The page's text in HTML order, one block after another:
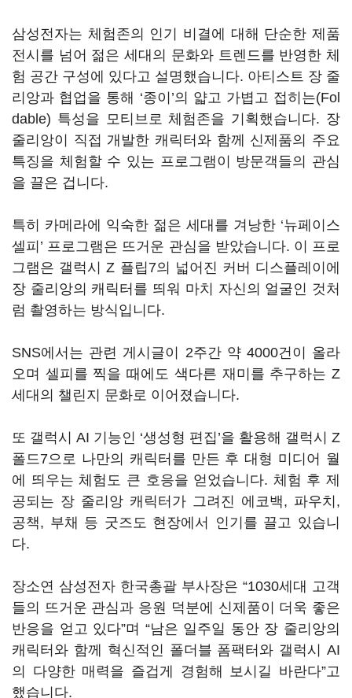
삼성전자는 체험존의 인기 비결에 대해 단순한 제품
전시를 넘어 젊은 세대의 문화와 트렌드를 반영한 체
험 공간 구성에 있다고 설명했습니다. 아티스트 장 줄
리앙과 협업을 통해 ‘종이’의 얇고 가볍고 접히는(Fol
dable) 특성을 모티브로 체험존을 기획했습니다. 장
줄리앙이 직접 개발한 캐릭터와 함께 신제품의 주요
특징을 체험할 수 있는 프로그램이 방문객들의 관심
을 끌은 겁니다.
특히 카메라에 익숙한 젊은 세대를 겨낭한 ‘뉴페이스
셀피’ 프로그램은 뜨거운 관심을 받았습니다. 이 프로
그램은 갤럭시 Z 플립7의 넓어진 커버 디스플레이에
장 줄리앙의 캐릭터를 띄워 마치 자신의 얼굴인 것처
럼 촬영하는 방식입니다.
SNS에서는 관련 게시글이 2주간 약 4000건이 올라
오며 셀피를 찍을 때에도 색다른 재미를 추구하는 Z
세대의 챌린지 문화로 이어졌습니다.
또 갤럭시 AI 기능인 ‘생성형 편집’을 활용해 갤럭시 Z
폴드7으로 나만의 캐릭터를 만든 후 대형 미디어 월
에 띄우는 체험도 큰 호응을 얻었습니다. 체험 후 제
공되는 장 줄리앙 캐릭터가 그려진 에코백, 파우치,
공책, 부채 등 굿즈도 현장에서 인기를 끌고 있습니
다.
장소연 삼성전자 한국총괄 부사장은 “1030세대 고객
들의 뜨거운 관심과 응원 덕분에 신제품이 더욱 좋은
반응을 얻고 있다”며 “남은 일주일 동안 장 줄리앙의
캐릭터와 함께 혁신적인 폴더블 폼팩터와 갤럭시 AI
의 다양한 매력을 즐겁게 경험해 보시길 바란다”고
했습니다.